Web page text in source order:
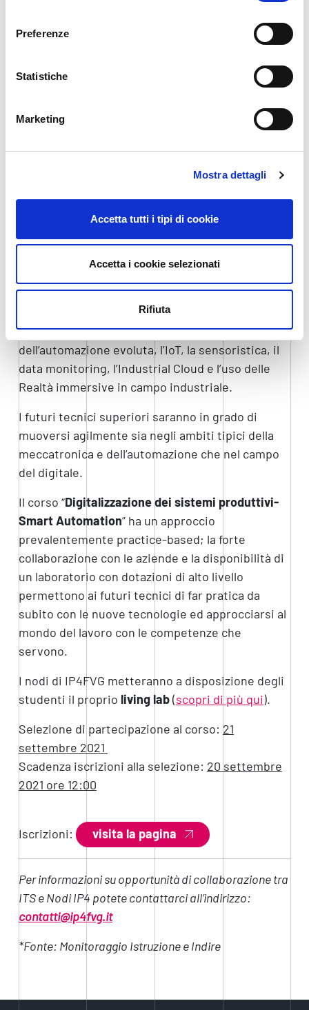
Preferenze
Statistiche
Marketing
Mostra dettagli
Accetta tutti i tipi di cookie
Accetta i cookie selezionati
Rifiuta
20 settembre
2021
Le imprese interessate al progetto formativo che
Corso Biennale
Sede del corso: ISIS Arturo Malignani, Udine /
Fondazione MITS, Feletto Umberto (UD)
Il nuovo corso MITS nasce come evoluzione del
percorso “mechatronics and robotics”, con una
forte inclinazione verso il mondo digitale e
dell’automazione evoluta, l’IoT, la sensoristica, il
data monitoring, l’Industrial Cloud e l’uso delle
Realtà immersive in campo industriale.
I futuri tecnici superiori saranno in grado di
muoversi agilmente sia negli ambiti tipici della
meccatronica e dell’automazione che nel campo
del digitale.
Il corso “Digitalizzazione dei sistemi produttivi-
Smart Automation” ha un approccio
prevalentemente practice-based; la forte
collaborazione con le aziende e la disponibilità di
un laboratorio con dotazioni di alto livello
permettono ai futuri tecnici di far pratica da
subito con le nuove tecnologie ed approcciarsi al
mondo del lavoro con le competenze che
servono.
I nodi di IP4FVG metteranno a disposizione degli
studenti il proprio living lab(scopri di più qui).
Selezione di partecipazione al corso: 21
settembre 2021
Scadenza iscrizioni alla selezione: 20 settembre
2021 ore 12:00
Iscrizioni: visita la pagina
Per informazioni su opportunità di collaborazione tra
ITS e Nodi IP4 potete contattarci all’indirizzo:
contatti@ip4fvg.it
*Fonte: Monitoraggio Istruzione e Indire